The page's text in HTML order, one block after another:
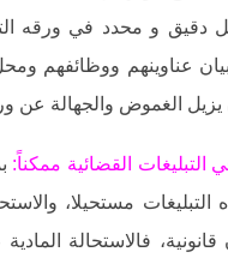
دقيق و محدد في ورقه
عناوينهم ووظائفهم
الغموض والجهالة عن
مستحيلا،
فالاستحالة